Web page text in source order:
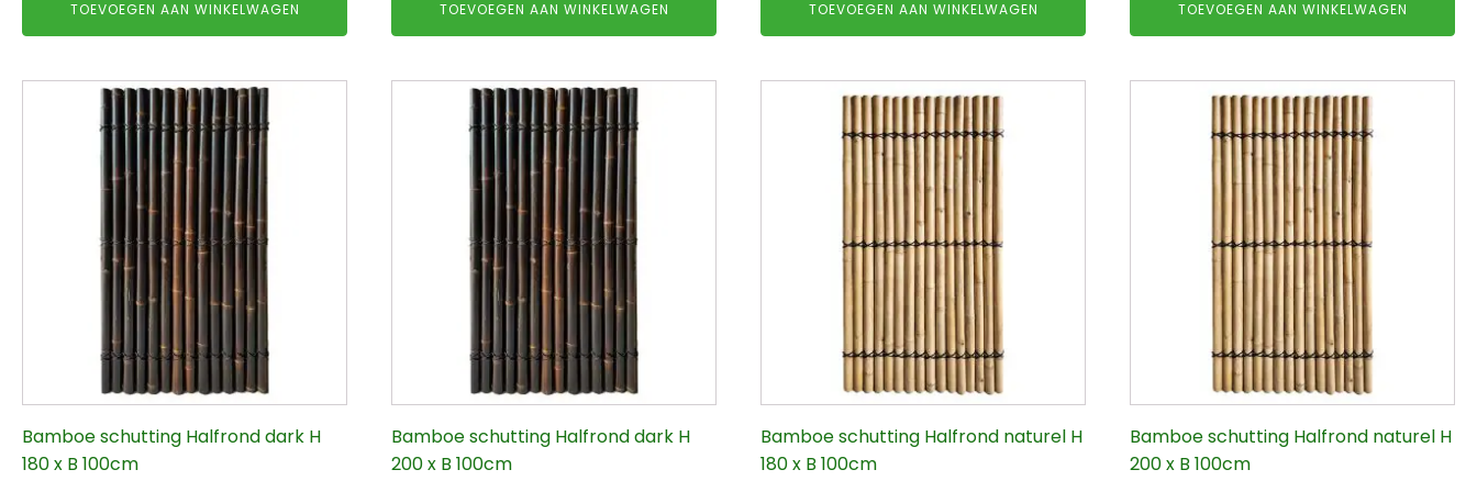
TOEVOEGEN AAN WINKELWAGEN TOEVOEGEN AAN WINKELWAGEN
€149.95.
is:
€80.00.
TOEVOEGEN AAN WINKELWAGEN
€149.95.
is:
€80.00.
TOEVOEGEN AAN WINKELWAGEN
Bamboe schutting Halfrond dark H
180 x B 100cm
Bamboe schutting Halfrond dark H
200 x B 100cm
Bamboe schutting Halfrond naturel H
180 x B 100cm
Bamboe schutting Halfrond naturel H
200 x B 100cm